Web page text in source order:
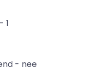
- 1
- nee